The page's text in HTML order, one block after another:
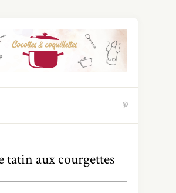
tatin aux courgettes